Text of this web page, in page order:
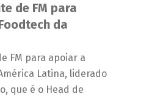
de FM para
da
FM para apoiar a
Latina, liderado
que é o Head de